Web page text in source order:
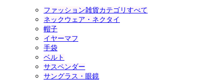
ファッション雑貨カテゴリすべて
ネックウェア・ネクタイ
帽子
イヤーマフ
手袋
ベルト
サスペンダー
サングラス・眼鏡